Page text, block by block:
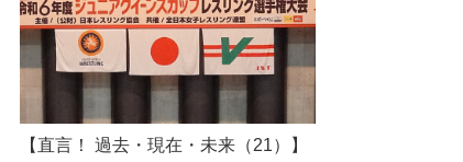
【直言！ 過去・現在・未来（21）】